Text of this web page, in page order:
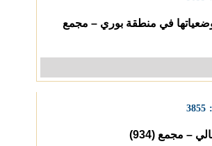
مصرف البحرين المركزي (783)
وزارة التجارة والزراعة والاقتصاد (23)
الديوان الملكي (26)
وزارة السياحة (36)
العقارات بعد تعديل وضعياتها في منطقة بوري – مجمع